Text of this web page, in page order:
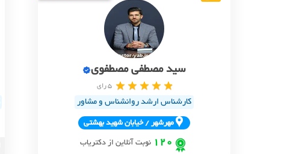
سید مصطفی مصطفوی
5 رای
کارشناس ارشد روانشناس و مشاور
مهرشهر / خيابان شهيد بهشتي
120 نوبت آنلاین از دکتریاب